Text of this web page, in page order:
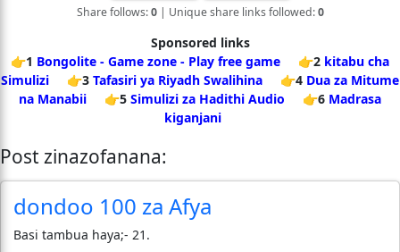
Share follows:0| Unique share links followed:0
Sponsored links
👉1 Bongolite - Game zone - Play free game 👉2 kitabu cha
Simulizi
👉3 Tafasiri ya Riyadh Swalihina 👉4 Dua za Mitume
na Manabii
👉5 Simulizi za Hadithi Audio 👉6 Madrasa
kiganjani
Post zinazofanana:
dondoo 100 za Afya
Basi tambua haya;- 21.